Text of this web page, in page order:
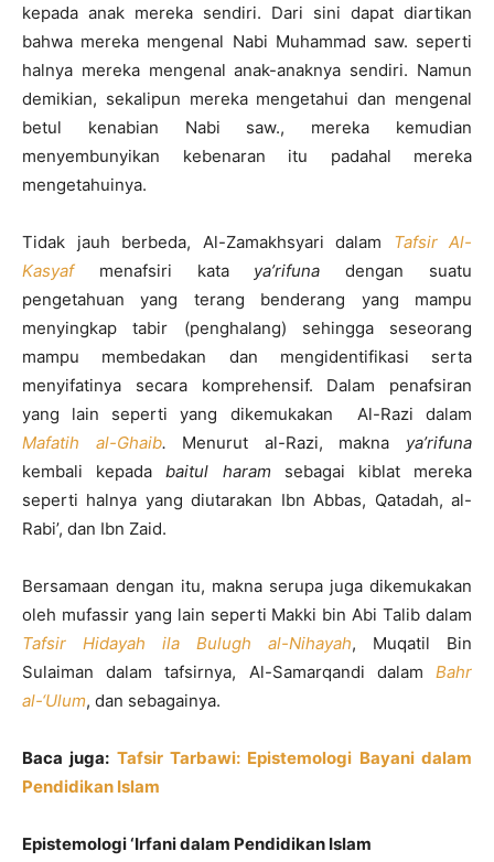
kepada anak mereka sendiri. Dari sini dapat diartikan
bahwa mereka mengenal Nabi Muhammad saw. seperti
halnya mereka mengenal anak-anaknya sendiri. Namun
demikian, sekalipun mereka mengetahui dan mengenal
betul kenabian Nabi saw., mereka kemudian
menyembunyikan kebenaran itu padahal mereka
mengetahuinya.
Tidak jauh berbeda, Al-Zamakhsyari dalam Tafsir Al-
Kasyafmenafsiri kata ya’rifuna dengan suatu
pengetahuan yang terang benderang yang mampu
menyingkap tabir (penghalang) sehingga seseorang
mampu membedakan dan mengidentifikasi serta
menyifatinya secara komprehensif. Dalam penafsiran
yang lain seperti yang dikemukakan Al-Razi dalam
Mafatih al-Ghaib. Menurut al-Razi, makna ya’rifuna
kembali kepadabaitul haramsebagai kiblat mereka
seperti halnya yang diutarakan Ibn Abbas, Qatadah, al-
Rabi’, dan Ibn Zaid.
Bersamaan dengan itu, makna serupa juga dikemukakan
oleh mufassir yang lain seperti Makki bin Abi Talib dalam
Tafsir Hidayah ila Bulugh al-Nihayah, Muqatil Bin
Sulaiman dalam tafsirnya, Al-Samarqandi dalam Bahr
al-‘Ulum, dan sebagainya.
Baca juga: Tafsir Tarbawi: Epistemologi Bayani dalam
Pendidikan Islam
Epistemologi ‘Irfani dalam Pendidikan Islam